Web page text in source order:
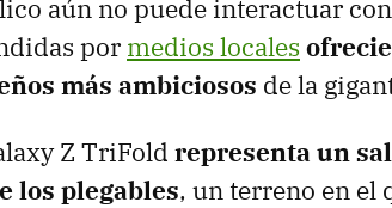
aún no puede interactuar
por medios locales
más ambiciosos de la
Z TriFold representa un
los plegables, un terreno en el